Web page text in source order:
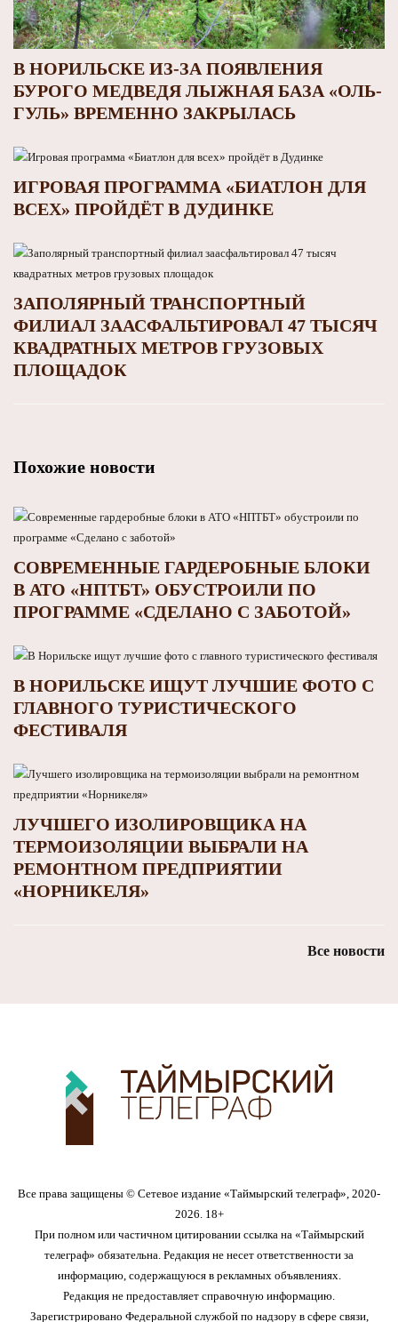
В НОРИЛЬСКЕ ИЗ-ЗА ПОЯВЛЕНИЯ
БУРОГО МЕДВЕДЯ ЛЫЖНАЯ БАЗА «ОЛЬ-
ГУЛЬ» ВРЕМЕННО ЗАКРЫЛАСЬ
ИГРОВАЯ ПРОГРАММА «БИАТЛОН ДЛЯ
ВСЕХ» ПРОЙДЁТ В ДУДИНКЕ
ЗАПОЛЯРНЫЙ ТРАНСПОРТНЫЙ
ФИЛИАЛ ЗААСФАЛЬТИРОВАЛ 47 ТЫСЯЧ
КВАДРАТНЫХ МЕТРОВ ГРУЗОВЫХ
ПЛОЩАДОК
Похожие новости
СОВРЕМЕННЫЕ ГАРДЕРОБНЫЕ БЛОКИ
В АТО «НПТБТ» ОБУСТРОИЛИ ПО
ПРОГРАММЕ «СДЕЛАНО С ЗАБОТОЙ»
В НОРИЛЬСКЕ ИЩУТ ЛУЧШИЕ ФОТО С
ГЛАВНОГО ТУРИСТИЧЕСКОГО
ФЕСТИВАЛЯ
ЛУЧШЕГО ИЗОЛИРОВЩИКА НА
ТЕРМОИЗОЛЯЦИИ ВЫБРАЛИ НА
РЕМОНТНОМ ПРЕДПРИЯТИИ
«НОРНИКЕЛЯ»
Все новости
Все права защищены © Сетевое издание «Таймырский телеграф», 2020-
2026. 18+
При полном или частичном цитировании ссылка на «Таймырский
телеграф» обязательна. Редакция не несет ответственности за
информацию, содержащуюся в рекламных объявлениях.
Редакция не предоставляет справочную информацию.
Зарегистрировано Федеральной службой по надзору в сфере связи,